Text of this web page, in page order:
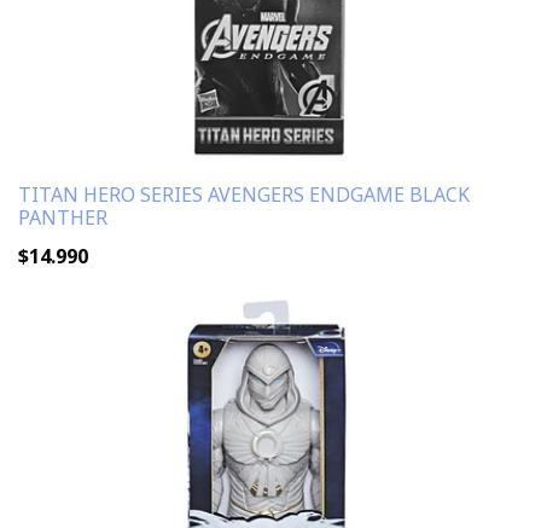
TITAN HERO SERIES AVENGERS ENDGAME BLACK
PANTHER
$14.990